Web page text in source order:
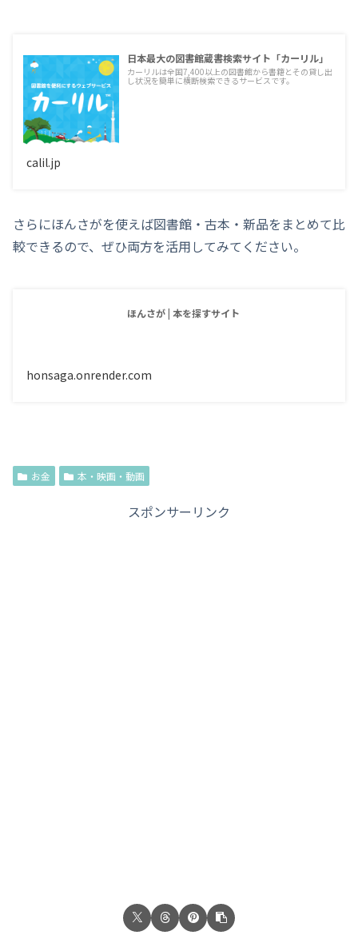
日本最大の図書館蔵書検索サイト「カーリル」
カーリルは全国7,400以上の図書館から書籍とその貸し出
し状況を簡単に横断検索できるサービスです。
calil.jp
さらにほんさがを使えば図書館・古本・新品をまとめて比
較できるので、ぜひ両方を活用してみてください。
ほんさが | 本を探すサイト
honsaga.onrender.com
お金 本・映画・動画
スポンサーリンク